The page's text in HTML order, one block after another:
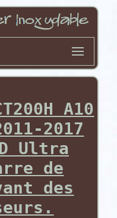
A10
2017
Ultra
de
des